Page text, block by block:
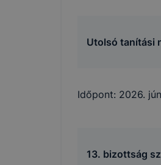
Utolsó tanítási
Időpont: 2026.
13. bizottság